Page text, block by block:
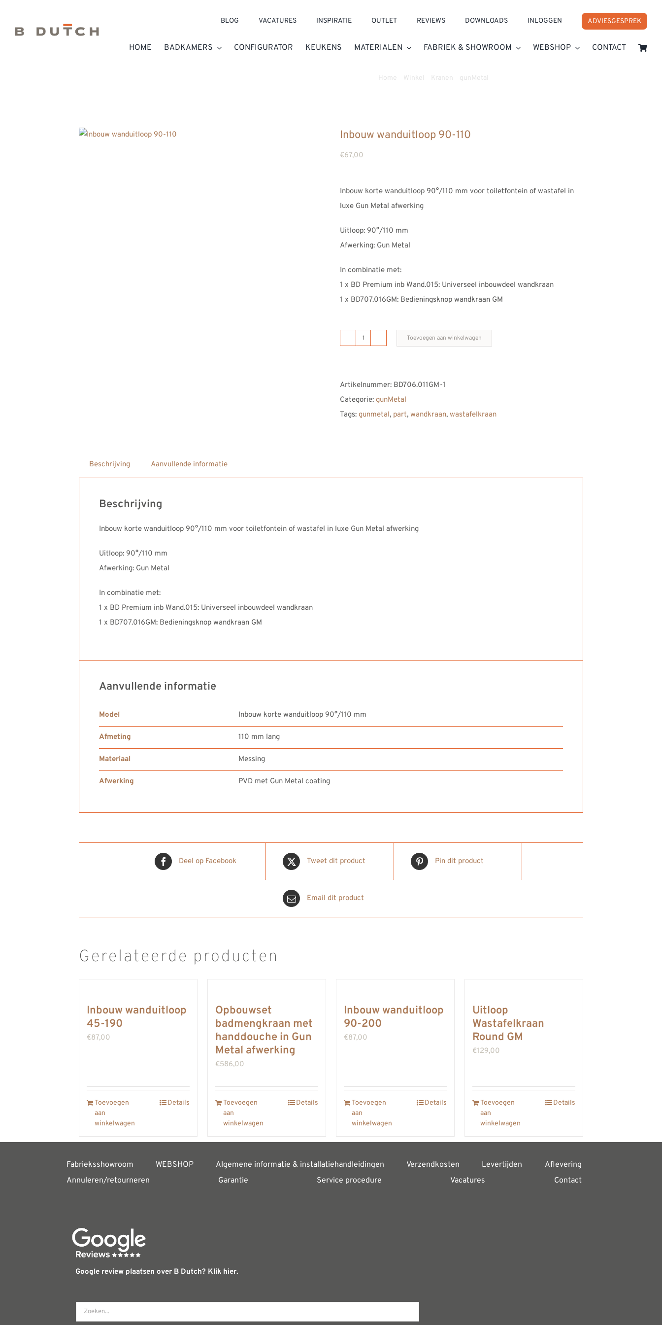
inhoud
BLOG VACATURES INSPIRATIE OUTLET REVIEWS DOWNLOADS INLOGGEN ADVIESGESPREK
HOME BADKAMERS CONFIGURATOR KEUKENS MATERIALEN FABRIEK & SHOWROOM WEBSHOP CONTACT
Home Winkel Kranen gunMetal
Inbouw wanduitloop 90-110
€67,00
Inbouw korte wanduitloop 90°/110 mm voor toiletfontein of wastafel in
luxe Gun Metal afwerking
Uitloop: 90°/110 mm
Afwerking: Gun Metal
In combinatie met:
1 x BD Premium inb Wand.015: Universeel inbouwdeel wandkraan
1 x BD707.016GM: Bedieningsknop wandkraan GM
Inbouw
110
aantal
Toevoegen aan winkelwagen
Artikelnummer: BD706.011GM-1
Categorie: gunMetal
Tags: gunmetal, part, wandkraan, wastafelkraan
Beschrijving Aanvullende informatie
Beschrijving
Inbouw korte wanduitloop 90°/110 mm voor toiletfontein of wastafel in luxe Gun Metal afwerking
Uitloop: 90°/110 mm
Afwerking: Gun Metal
In combinatie met:
1 x BD Premium inb Wand.015: Universeel inbouwdeel wandkraan
1 x BD707.016GM: Bedieningsknop wandkraan GM
Aanvullende informatie
Model Inbouw korte wanduitloop 90°/110 mm
Afmeting 110 mm lang
Materiaal Messing
Afwerking PVD met Gun Metal coating
Deel op Facebook Tweet dit product Pin dit product
Email dit product
Gerelateerde producten
Inbouw wanduitloop
45-190
€87,00
Toevoegen
aan
winkelwagen
Details
Opbouwset
badmengkraan met
handdouche in Gun
Metal afwerking
€586,00
Toevoegen
aan
winkelwagen
Details
Inbouw wanduitloop
90-200
€87,00
Toevoegen
aan
winkelwagen
Details
Uitloop
Wastafelkraan
Round GM
€129,00
Toevoegen
aan
winkelwagen
Details
Fabrieksshowroom WEBSHOP Algemene informatie & installatiehandleidingen Verzendkosten Levertijden
Aflevering
Annuleren/retourneren
Garantie Service procedure Vacatures Contact
Google review plaatsen over B Dutch? Klik hier.